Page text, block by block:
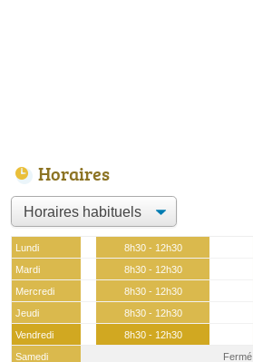
Horaires
Lundi 8h30 - 12h30
Mardi
8h30 - 12h30
Mercredi
8h30 - 12h30
Jeudi
8h30 - 12h30
Vendredi
8h30 - 12h30
Samedi
Fermé